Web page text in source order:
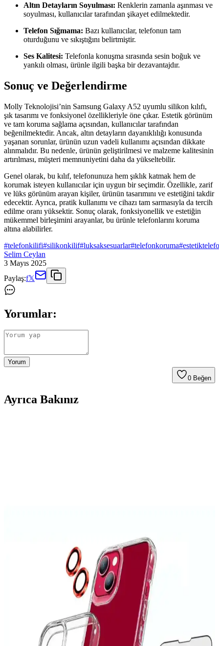
Altın Detayların Soyulması: Renklerin zamanla aşınması ve
soyulması, kullanıcılar tarafından şikayet edilmektedir.
Telefon Sığmama: Bazı kullanıcılar, telefonun tam
oturduğunu ve sıkıştığını belirtmiştir.
Ses Kalitesi: Telefonla konuşma sırasında sesin boğuk ve
yankılı olması, ürünle ilgili başka bir dezavantajdır.
Sonuç ve Değerlendirme
Molly Teknolojisi’nin Samsung Galaxy A52 uyumlu silikon kılıfı,
şık tasarımı ve fonksiyonel özellikleriyle öne çıkar. Estetik görünüm
ve tam koruma sağlama açısından, kullanıcılar tarafından
beğenilmektedir. Ancak, altın detayların dayanıklılığı konusunda
yaşanan sorunlar, ürünün uzun vadeli kullanımı açısından dikkate
alınmalıdır. Bu nedenle, ürünün geliştirilmesi ve malzeme kalitesinin
artırılması, müşteri memnuniyetini daha da yükseltebilir.
Genel olarak, bu kılıf, telefonunuza hem şıklık katmak hem de
korumak isteyen kullanıcılar için uygun bir seçimdir. Özellikle, zarif
ve lüks görünüm arayan kişiler, ürünün tasarımını ve estetiğini takdir
edecektir. Ayrıca, pratik kullanımı ve cihazı tam sarmasıyla da tercih
edilme oranı yüksektir. Sonuç olarak, fonksiyonellik ve estetiğin
mükemmel birleşimini arayanlar, bu ürünle telefonlarını koruma
altına alabilirler.
#telefonkilifi#silikonkilif#luksaksesuarlar#telefonkoruma#
Selim Ceylan
3 Mayıs 2025
Paylaş:f𝕏
Yorumlar:
Yorum
0 Beğen
Ayrıca Bakınız
koruyan, şık tasarımı ve yüksek kaliteli malzemeleriyle öne çıkan bir
iPhone 6 Kılıfları: Koruma ve Estetiği Bir Arada
Sunan Seçenekler
İPhone 6 kılıfları, dayanıklı malzemeler ve estetik tasarımlarla
cihazınızı korurken tarzınızı yansıtır. Çeşitli modeller ve
fonksiyonlar arasından en uygun seçimi yapın.
iPhone 14 Pro Max Kılıflarında Leke Sorunu ve
Etkili Çözüm Yolları